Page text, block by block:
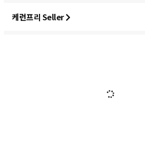
케런프리 Seller